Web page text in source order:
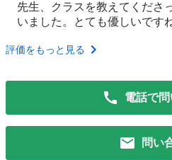
先生、クラスを教えてくださ
いました。とても優しいですね
評価をもっと見る
電話で
問い